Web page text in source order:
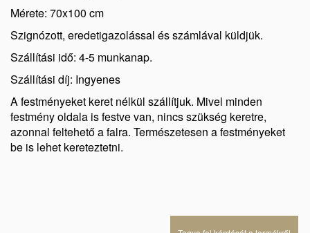
Mérete: 70x100 cm
Szignózott, eredetigazolással és számlával küldjük.
Szállítási idő: 4-5 munkanap.
Szállítási díj: Ingyenes
A festményeket keret nélkül szállítjuk. Mivel minden
festmény oldala is festve van, nincs szükség keretre,
azonnal feltehető a falra. Természetesen a festményeket
be is lehet kereteztetni.